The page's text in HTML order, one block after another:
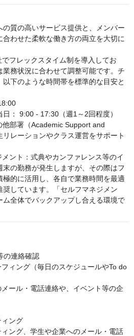
質の高いサービス提供と、メンバー
わせた柔軟な働き方の両立を大切に
フレックスタイム制を導入してお
業務状況に合わせて調整可能です。チ
下のような時間帯を標準的な目安と
日： 9:00 - 17:30（週1～2回程度）
部署（Academic Support and
レーションやクラス運営をサポート
ント：式典やカンファレンス等のイ
の勤務が発生しますが、その際はフ
的に活用し、各自で業務時間を最適
しています。「セルフマネジメン
ム全体でバックアップし合える環境で
の連絡確認
ィング（毎日のスケジュールやTo do
ール・電話連絡や、イベント等の企
ング
ング、学生や企業へのメール・電話